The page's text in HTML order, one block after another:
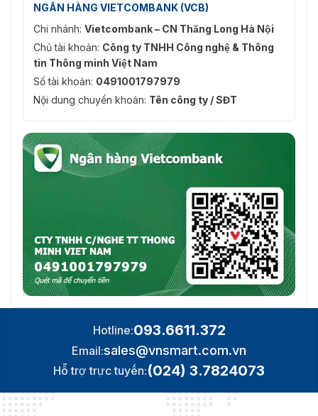
NGÂN HÀNG VIETCOMBANK (VCB)
Chi nhánh: Vietcombank – CN Thăng Long Hà Nội
Chủ tài khoản: Công ty TNHH Công nghệ & Thông
tin Thông minh Việt Nam
Số tài khoản: 0491001797979
Nội dung chuyển khoản: Tên công ty / SĐT
Hotline:093.6611.372
Email:sales@vnsmart.com.vn
Hỗ trợ trực tuyến:(024) 3.7824073